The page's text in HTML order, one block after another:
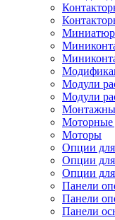
Модули
Модули
Моторные
Моторы
Опции для
Опции для
Опции для
Панели
Панели
Панели